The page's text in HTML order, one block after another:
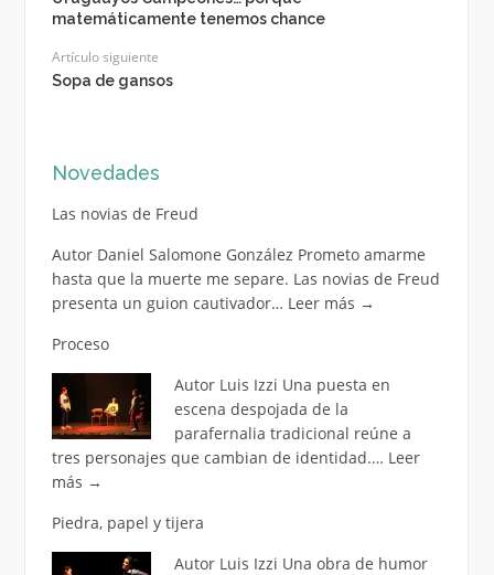
matemáticamente tenemos chance
Artículo siguiente
Sopa de gansos
Novedades
Las novias de Freud
Autor Daniel Salomone González Prometo amarme
hasta que la muerte me separe. Las novias de Freud
presenta un guion cautivador… Leer más →
Proceso
Autor Luis Izzi Una puesta en
escena despojada de la
parafernalia tradicional reúne a
tres personajes que cambian de identidad.… Leer
más →
Piedra, papel y tijera
Autor Luis Izzi Una obra de humor